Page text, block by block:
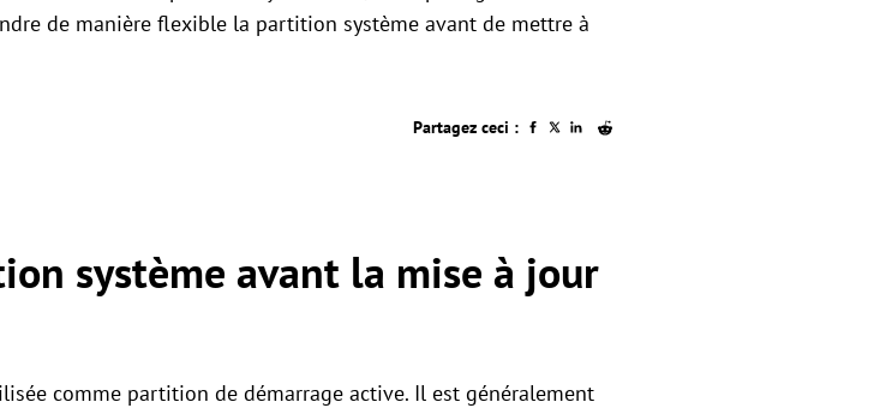
de manière flexible la partition système avant de mettre à
Partagez ceci :
système avant la mise à jour
comme partition de démarrage active. Il est généralement